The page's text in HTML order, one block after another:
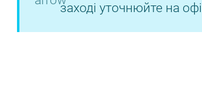
заході уточнюйте на